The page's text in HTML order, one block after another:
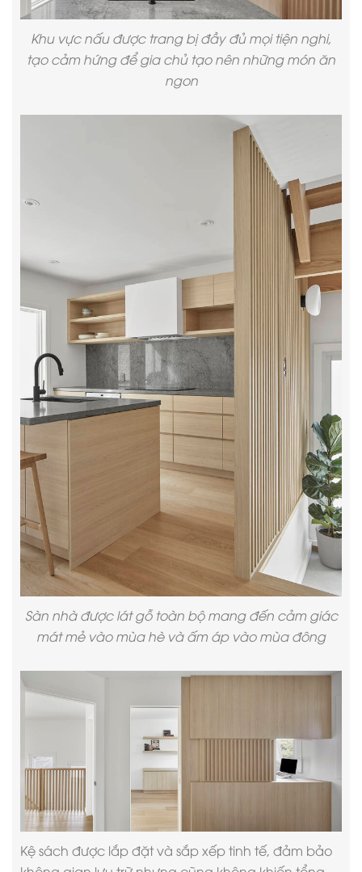
Khu vực nấu được trang bị đầy đủ mọi tiện nghi,
tạo cảm hứng để gia chủ tạo nên những món ăn
ngon
Sàn nhà được lát gỗ toàn bộ mang đến cảm giác
mát mẻ vào mùa hè và ấm áp vào mùa đông
Kệ sách được lắp đặt và sắp xếp tinh tế, đảm bảo